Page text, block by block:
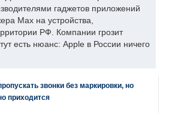
гаджетов приложений
Max на устройства,
РФ. Компании грозит
есть нюанс: Apple в России ничего
звонки без маркировки, но
приходится